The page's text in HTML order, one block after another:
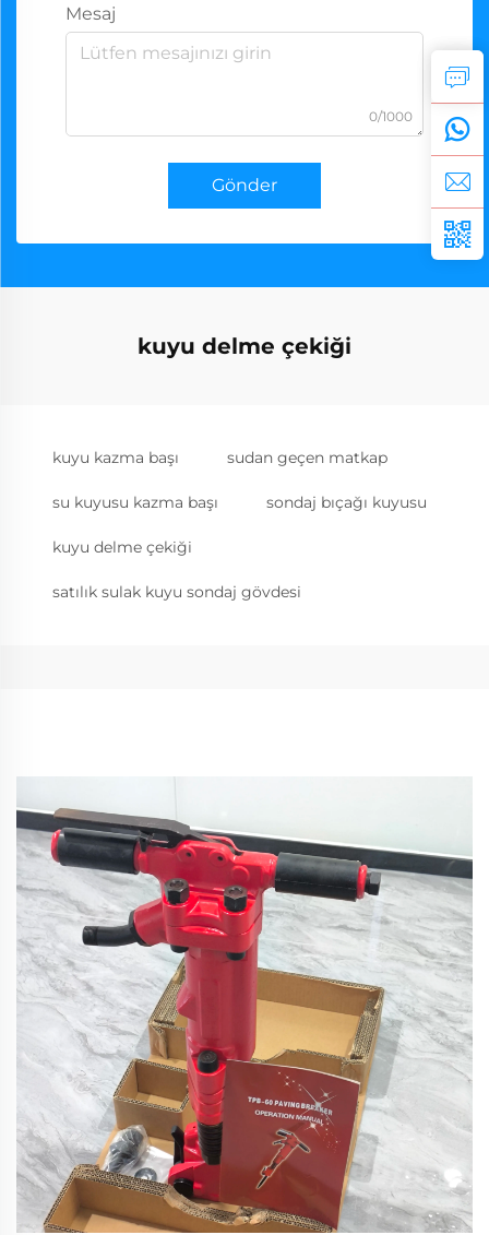
Mesaj
0/1000
Gönder
kuyu delme çekiği
kuyu kazma başı sudan geçen matkap
su kuyusu kazma başı sondaj bıçağı kuyusu
kuyu delme çekiği
satılık sulak kuyu sondaj gövdesi